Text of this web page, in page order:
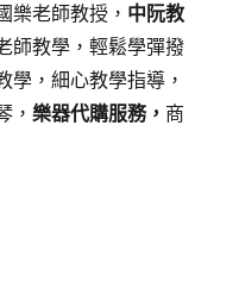
樂老師教授， 中阮教
師教學，輕鬆學彈撥
學，細心教學指導，
，樂器代購服務， 商